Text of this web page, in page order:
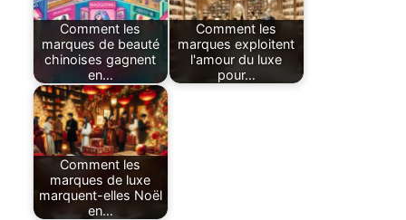
Comment les
marques de beauté
chinoises gagnent
en…
Comment les
marques exploitent
l'amour du luxe
pour…
Comment les
marques de luxe
marquent-elles Noël
en…